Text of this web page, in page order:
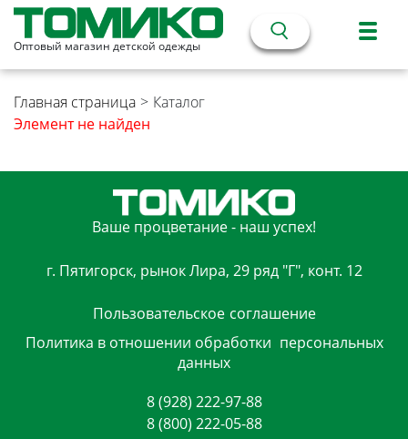
Оптовый магазин детской одежды
Главная страница > Каталог
Элемент не найден
Ваше процветание - наш успех!
г. Пятигорск, рынок Лира, 29 ряд "Г", конт. 12
Пользовательское соглашение
Политика в отношении обработки персональных
данных
8 (928) 222-97-88
8 (800) 222-05-88